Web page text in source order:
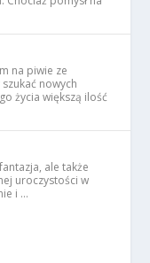
na piwie ze
nowych
życia większą ilość
ale także
uroczystości w
i …